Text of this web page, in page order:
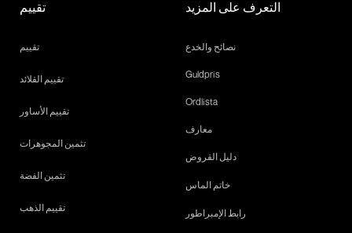
تقييم
تقييم
تقييم القلائد
تقييم الأساور
تثمين المجوهرات
تثمين الفضة
تقييم الذهب
التعرف على المزيد
نصائح والخدع
Guldpris
Ordlista
معارف
دليل القروض
خاتم الماس
رابط الإمبراطور